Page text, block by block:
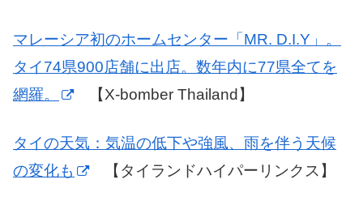
マレーシア初のホームセンター「MR. D.I.Y」。
タイ74県900店舗に出店。数年内に77県全てを
網羅。
【X-bomber Thailand】
タイの天気：気温の低下や強風、雨を伴う天候
の変化も
【タイランドハイパーリンクス】